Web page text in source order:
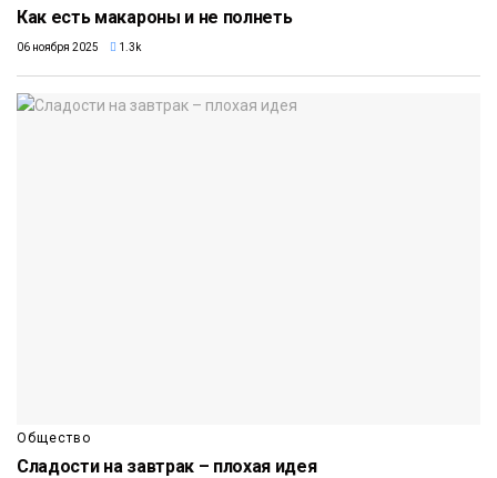
Как есть макароны и не полнеть
06 ноября 2025 1.3k
Общество
Сладости на завтрак – плохая идея